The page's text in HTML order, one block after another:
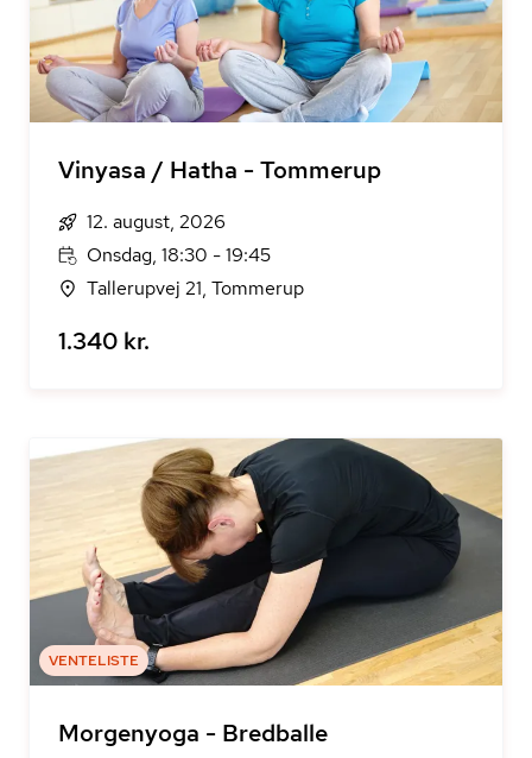
Vinyasa / Hatha - Tommerup
12. august, 2026
Onsdag, 18:30 - 19:45
Tallerupvej 21, Tommerup
1.340 kr.
VENTELISTE
Morgenyoga - Bredballe